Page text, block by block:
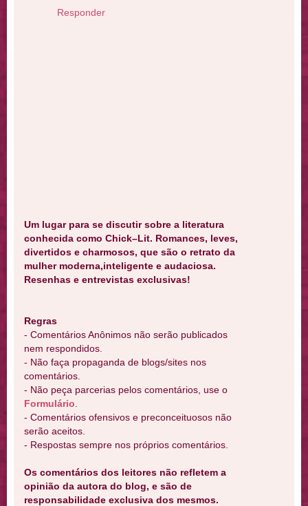
Responder
Um lugar para se discutir sobre a literatura
conhecida como Chick–Lit. Romances, leves,
divertidos e charmosos, que são o retrato da
mulher moderna,inteligente e audaciosa.
Resenhas e entrevistas exclusivas!
Regras
- Comentários Anônimos não serão publicados
nem respondidos.
- Não faça propaganda de blogs/sites nos
comentários.
- Não peça parcerias pelos comentários, use o
Formulário
- Comentários ofensivos e preconceituosos não
serão aceitos.
- Respostas sempre nos próprios comentários.
Os comentários dos leitores não refletem a
opinião da autora do blog, e são de
responsabilidade exclusiva dos mesmos.